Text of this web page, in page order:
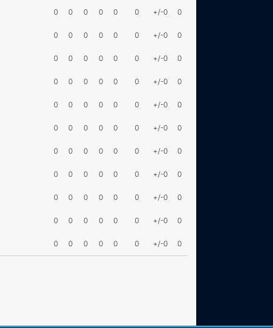
0 0 0 0 0 0 +/-0 0
0 0 0 0 0 0 +/-0 0
0 0 0 0 0 0 +/-0 0
0 0 0 0 0 0 +/-0 0
0 0 0 0 0 0 +/-0 0
0 0 0 0 0 0 +/-0 0
0 0 0 0 0 0 +/-0 0
0 0 0 0 0 0 +/-0 0
0 0 0 0 0 0 +/-0 0
0 0 0 0 0 0 +/-0 0
0 0 0 0 0 0 +/-0 0